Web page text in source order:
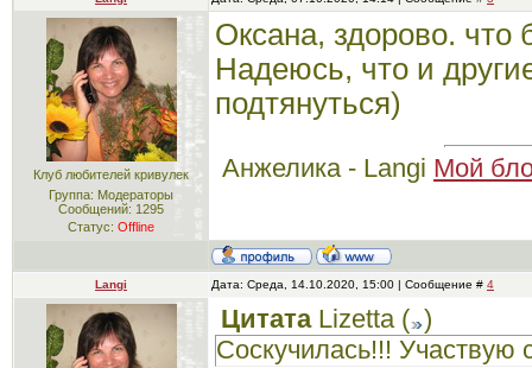
Клуб любителей кривулек
Группа: Модераторы
Сообщений: 1295
Статус: Offline
Оксана, здорово. что
Надеюсь, что и
подтянуться)
Анжелика - Langi Мой
Langi Дата: Среда, 14.10.2020, 15:00 | Сообщение # 4
Цитата Lizetta( )
Соскучилась!!! Участвую